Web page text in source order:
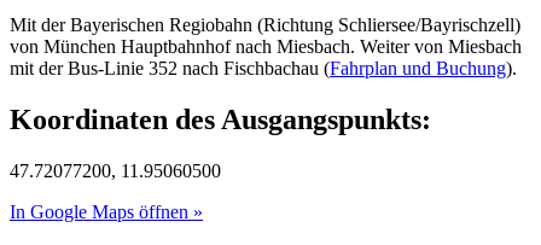
Mit der Bayerischen Regiobahn (Richtung Schliersee/Bayrischzell)
von München Hauptbahnhof nach Miesbach. Weiter von Miesbach
mit der Bus-Linie 352 nach Fischbachau (Fahrplan und Buchung).
Koordinaten des Ausgangspunkts:
47.72077200, 11.95060500
In Google Maps öffnen »